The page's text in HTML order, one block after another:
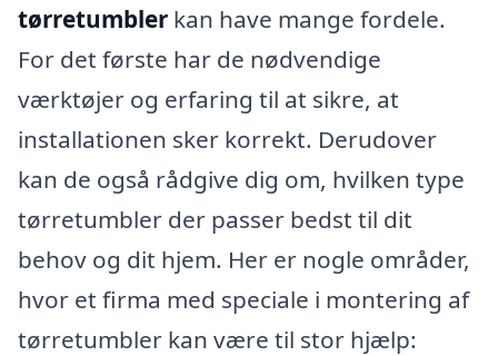
tørretumbler kan have mange fordele.
For det første har de nødvendige
værktøjer og erfaring til at sikre, at
installationen sker korrekt. Derudover
kan de også rådgive dig om, hvilken type
tørretumbler der passer bedst til dit
behov og dit hjem. Her er nogle områder,
hvor et firma med speciale i montering af
tørretumbler kan være til stor hjælp: